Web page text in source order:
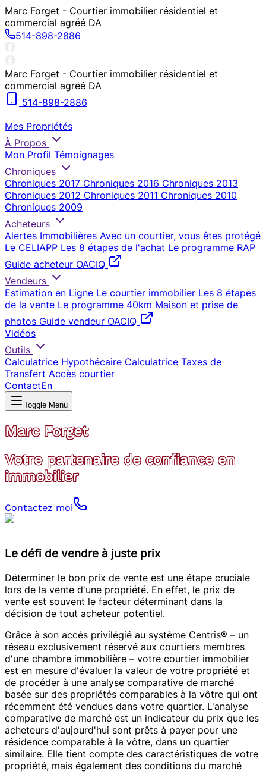
Marc Forget - Courtier immobilier résidentiel et
commercial agréé DA
514-898-2886
Marc Forget - Courtier immobilier résidentiel et
commercial agréé DA
514-898-2886
Mes Propriétés
À Propos
Mon Profil Témoignages
Chroniques
Chroniques 2017 Chroniques 2016 Chroniques 2013
Chroniques 2012 Chroniques 2011 Chroniques 2010
Chroniques 2009
Acheteurs
Alertes Immobilières Avec un courtier, vous êtes protégé
Le CELIAPP Les 8 étapes de l'achat Le programme RAP
Guide acheteur OACIQ
Vendeurs
Estimation en Ligne Le courtier immobilier Les 8 étapes
de la vente Le programme 40km Maison et prise de
photos Guide vendeur OACIQ
Vidéos
Outils
Calculatrice Hypothécaire Calculatrice Taxes de
Transfert Accès courtier
ContactEn
Toggle Menu
Marc Forget
Votre partenaire de confiance en
immobilier
Contactez moi
Le défi de vendre à juste prix
Déterminer le bon prix de vente est une étape cruciale
lors de la vente d'une propriété. En effet, le prix de
vente est souvent le facteur déterminant dans la
décision de tout acheteur potentiel.
Grâce à son accès privilégié au système Centris® – un
réseau exclusivement réservé aux courtiers membres
d'une chambre immobilière – votre courtier immobilier
est en mesure d'évaluer la valeur de votre propriété et
de procéder à une analyse comparative de marché
basée sur des propriétés comparables à la vôtre qui ont
récemment été vendues dans votre quartier. L'analyse
comparative de marché est un indicateur du prix que les
acheteurs d'aujourd'hui sont prêts à payer pour une
résidence comparable à la vôtre, dans un quartier
similaire. Elle tient compte des caractéristiques de votre
propriété, mais également des conditions du marché